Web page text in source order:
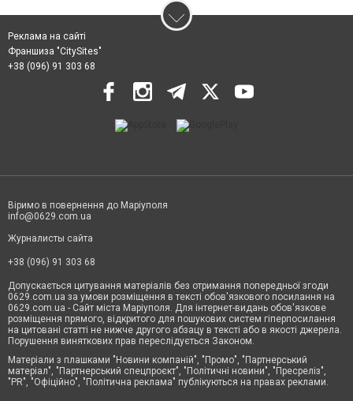
Реклама на сайті
Франшиза "CitySites"
+38 (096) 91 303 68
Віримо в повернення до Маріуполя
info@0629.com.ua
Журналисты сайта
+38 (096) 91 303 68
Допускається цитування матеріалів без отримання попередньої згоди
0629.com.ua за умови розміщення в тексті обов'язкового посилання на
0629.com.ua - Сайт міста Маріуполя. Для інтернет-видань обов'язкове
розміщення прямого, відкритого для пошукових систем гіперпосилання
на цитовані статті не нижче другого абзацу в тексті або в якості джерела.
Порушення виняткових прав переслідується Законом.
Матеріали з плашками "Новини компаній", "Промо", "Партнерський
матеріал", "Партнерський спецпроєкт", "Політичні новини", "Пресреліз",
"PR", "Офіційно", "Політична реклама" публікуються на правах реклами.